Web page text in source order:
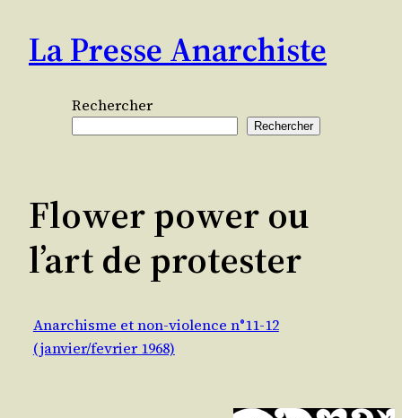
contenu
La Presse Anarchiste
Rechercher
Rechercher
Flower power ou
l’art de protester
Anarchisme et non-violence n°11-12
(janvier/fevrier 1968)